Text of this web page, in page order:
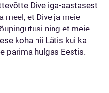
Dive iga-aastasest
meel, et Dive ja meie
ning et meie
koha nii Lätis kui ka
parima hulgas Eestis.